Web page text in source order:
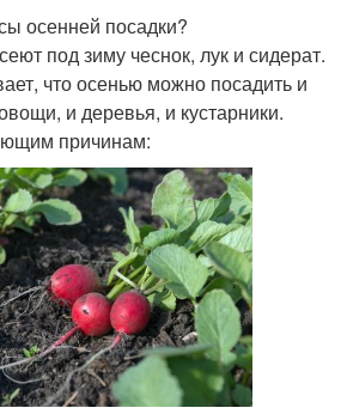
осенней посадки?
под зиму чеснок, лук и сидерат.
что осенью можно посадить и
и деревья, и кустарники.
причинам: